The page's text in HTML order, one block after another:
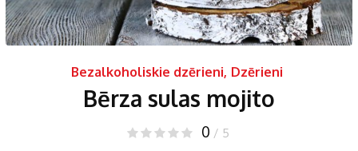
Bezalkoholiskie dzērieni, Dzērieni
Bērza sulas mojito
0 / 5